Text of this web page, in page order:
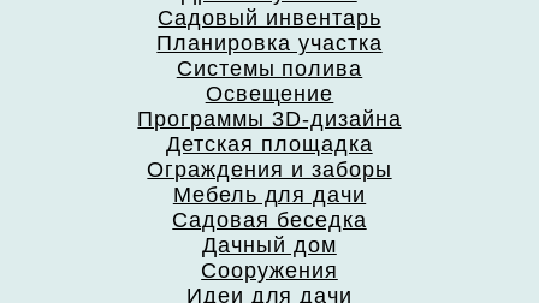
Садовый инвентарь
Планировка участка
Системы полива
Освещение
Программы 3D-дизайна
Детская площадка
Ограждения и заборы
Мебель для дачи
Садовая беседка
Дачный дом
Сооружения
Идеи для дачи